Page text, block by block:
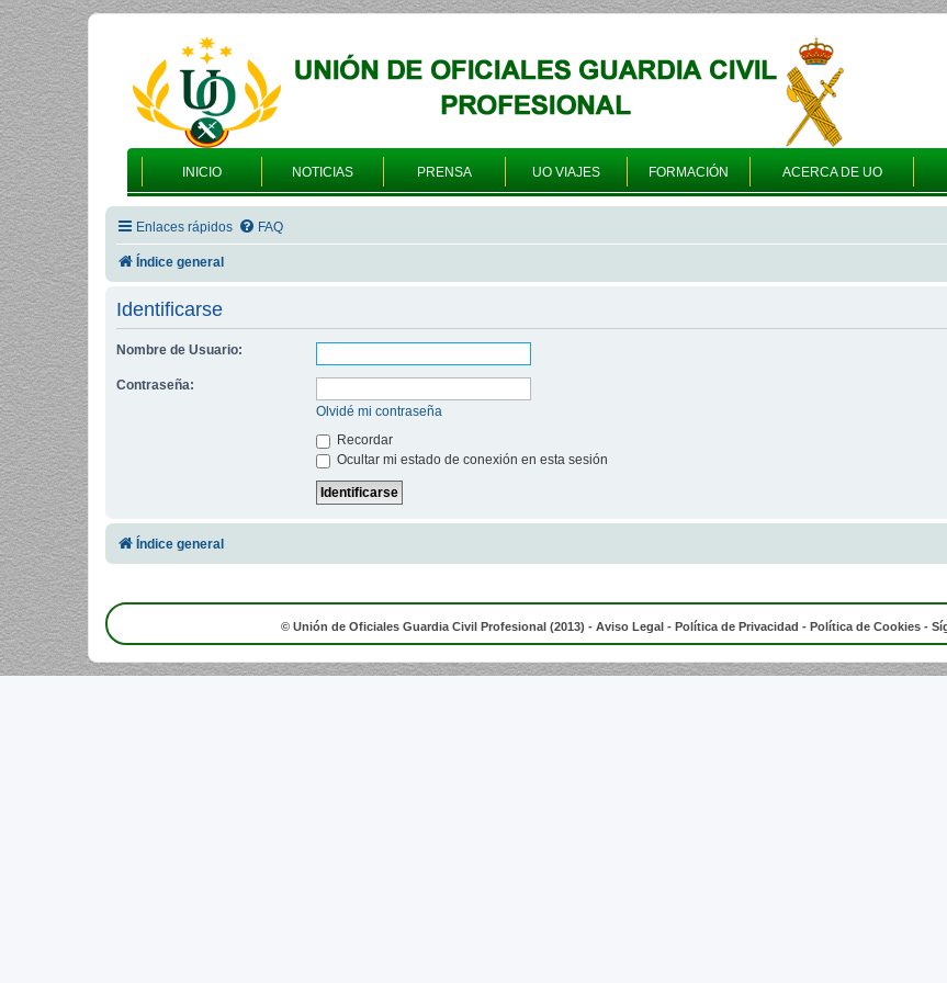
INICIO NOTICIAS PRENSA UO VIAJES FORMACIÓN ACERCA DE UO
Enlaces rápidos FAQ
Índice general
Identificarse
Nombre de Usuario:
Contraseña:
Olvidé mi contraseña
Recordar
Ocultar mi estado de conexión en esta sesión
Índice general
© Unión de Oficiales Guardia Civil Profesional (2013) - Aviso Legal - Política de Privacidad - Política de Cookies -